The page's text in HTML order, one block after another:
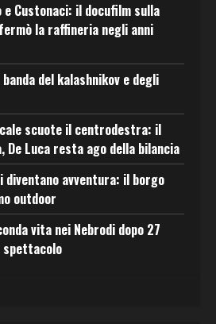
e Custonaci: il docufilm sulla
la raffineria negli anni
del kalashnikov e degli
scuote il centrodestra: il
De Luca resta ago della bilancia
diventano avventura: il borgo
outdoor
vita nei Nebrodi dopo 27
spettacolo